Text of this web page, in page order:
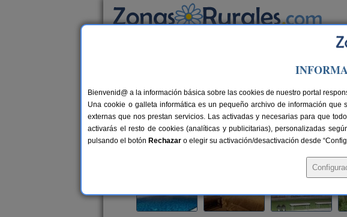
Busca por
> Finca A Coutada
Finca A Coutada
Vivienda turística en Celanova (Ourense)
Alquiler completo y por habitaciones 4-8 plazas
Bienvenid@ a la información básica sobre las cookies de nuestro portal
Una cookie o galleta informática es un pequeño archivo de información
externas que nos prestan servicios. Las activadas y necesarias para que
activarás el resto de cookies (analíticas y publicitarias), personalizadas
pulsando el botón Rechazar o elegir su activación/desactivación desde